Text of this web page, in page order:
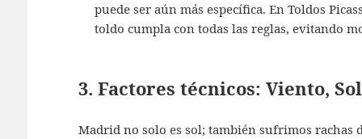
puede ser aún más específica. En Toldos
toldo cumpla con todas las reglas, evitando
3. Factores técnicos: Viento,
Madrid no solo es sol; también sufrimos